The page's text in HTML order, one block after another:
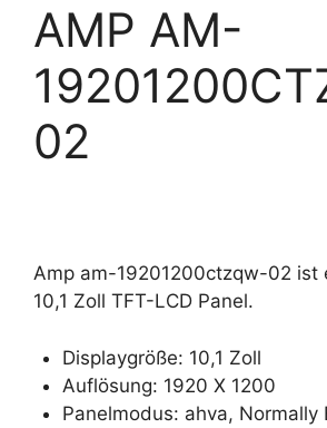
AMP AM-
02
Amp am-19201200ctzqw-02 ist
10,1 Zoll TFT-LCD Panel.
Displaygröße: 10,1 Zoll
Auflösung: 1920 X 1200
Panelmodus: ahva, Normally